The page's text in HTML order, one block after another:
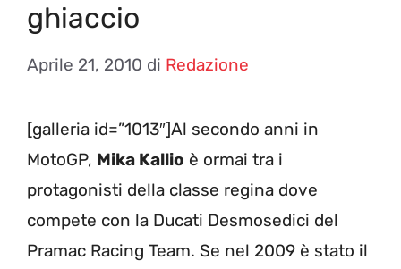
ghiaccio
Aprile 21, 2010 di Redazione
[galleria id=”1013″]Al secondo anni in
MotoGP, Mika Kallio è ormai tra i
protagonisti della classe regina dove
compete con la Ducati Desmosedici del
Pramac Racing Team. Se nel 2009 è stato il